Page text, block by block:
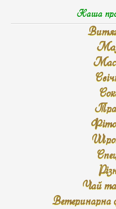
Наша
Чай
Ветеринарна